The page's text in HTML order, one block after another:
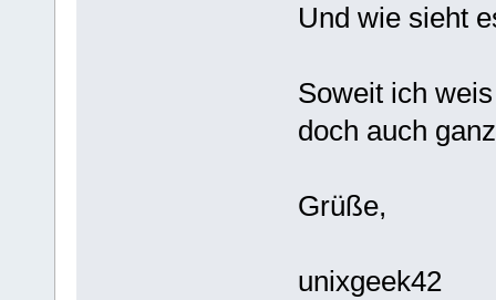
Und wie sieht
Soweit ich
doch auch
Grüße,
unixgeek42